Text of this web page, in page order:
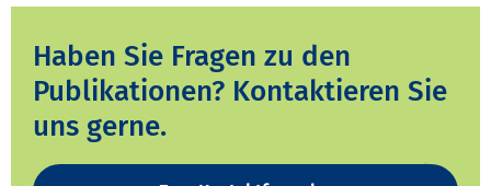
Haben Sie Fragen zu den
Publikationen? Kontaktieren Sie
uns gerne.